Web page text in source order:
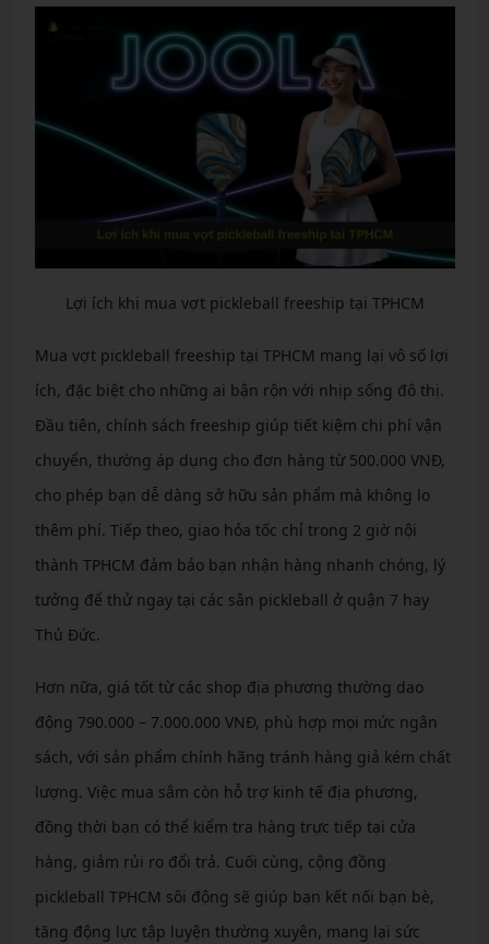
Lợi ích khi mua vợt pickleball freeship tại TPHCM
Mua vợt pickleball freeship tại TPHCM mang lại vô số lợi
ích, đặc biệt cho những ai bận rộn với nhịp sống đô thị.
Đầu tiên, chính sách freeship giúp tiết kiệm chi phí vận
chuyển, thường áp dụng cho đơn hàng từ 500.000 VNĐ,
cho phép bạn dễ dàng sở hữu sản phẩm mà không lo
thêm phí. Tiếp theo, giao hỏa tốc chỉ trong 2 giờ nội
thành TPHCM đảm bảo bạn nhận hàng nhanh chóng, lý
tưởng để thử ngay tại các sân pickleball ở quận 7 hay
Thủ Đức.
Hơn nữa, giá tốt từ các shop địa phương thường dao
động 790.000 – 7.000.000 VNĐ, phù hợp mọi mức ngân
sách, với sản phẩm chính hãng tránh hàng giả kém chất
lượng. Việc mua sắm còn hỗ trợ kinh tế địa phương,
đồng thời bạn có thể kiểm tra hàng trực tiếp tại cửa
hàng, giảm rủi ro đổi trả. Cuối cùng, cộng đồng
pickleball TPHCM sôi động sẽ giúp bạn kết nối bạn bè,
tăng động lực tập luyện thường xuyên, mang lại sức